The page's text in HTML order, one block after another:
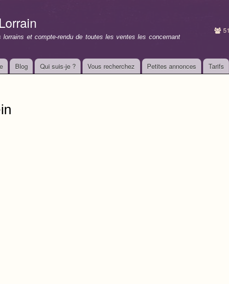
lorrains et compte-rendu de toutes les ventes les concernant
Blog Qui suis-je ? Vous recherchez Petites annonces Tarifs